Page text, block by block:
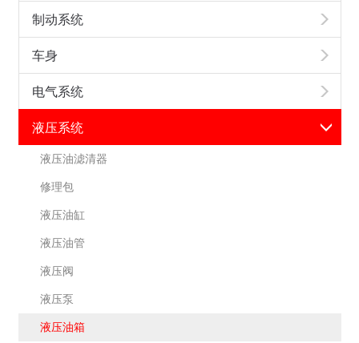
制动系统
车身
电气系统
液压系统
液压油滤清器
修理包
液压油缸
液压油管
液压阀
液压泵
液压油箱